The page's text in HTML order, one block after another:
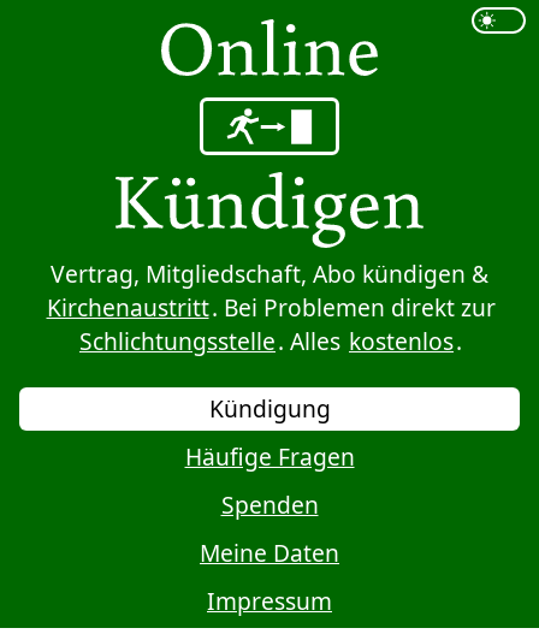
Sprung zum Inhalt
Vertrag, Mitgliedschaft, Abo kündigen &
Kirchenaustritt. Bei Problemen direkt zur
Schlichtungsstelle. Alles kostenlos.
Kündigung
Häufige Fragen
Spenden
Meine Daten
Impressum